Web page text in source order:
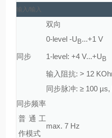
输入/输入
同步
双向
0-level -U B...+1 V
1-level: +4 V...+U B
输入阻抗: > 12
同步脉冲: ≥ 100
同步频率
普通工
作模式
max. 7 Hz